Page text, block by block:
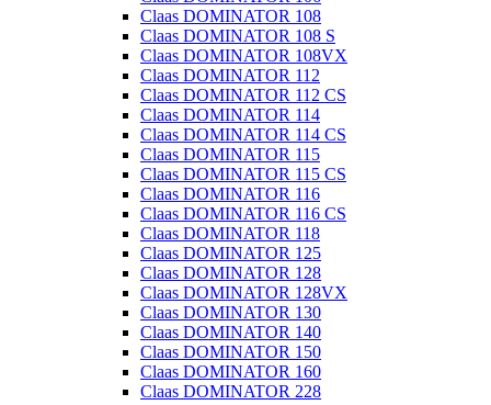
Claas DOMINATOR 108
Claas DOMINATOR 108 S
Claas DOMINATOR 108VX
Claas DOMINATOR 112
Claas DOMINATOR 112 CS
Claas DOMINATOR 114
Claas DOMINATOR 114 CS
Claas DOMINATOR 115
Claas DOMINATOR 115 CS
Claas DOMINATOR 116
Claas DOMINATOR 116 CS
Claas DOMINATOR 118
Claas DOMINATOR 125
Claas DOMINATOR 128
Claas DOMINATOR 128VX
Claas DOMINATOR 130
Claas DOMINATOR 140
Claas DOMINATOR 150
Claas DOMINATOR 160
Claas DOMINATOR 228